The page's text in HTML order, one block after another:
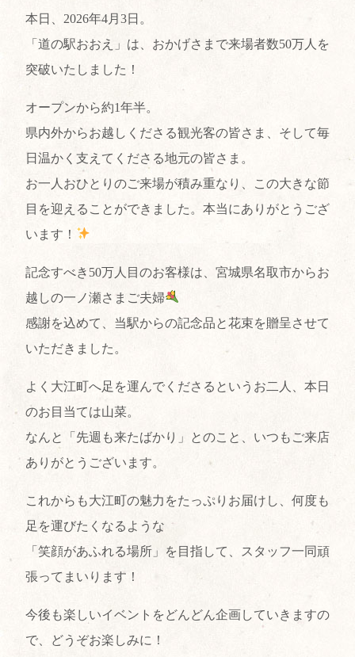
本日、2026年4月3日。
「道の駅おおえ」は、おかげさまで来場者数50万人を
突破いたしました！
オープンから約1年半。
県内外からお越しくださる観光客の皆さま、そして毎
日温かく支えてくださる地元の皆さま。
お一人おひとりのご来場が積み重なり、この大きな節
目を迎えることができました。本当にありがとうござ
います！
記念すべき50万人目のお客様は、宮城県名取市からお
越しの一ノ瀬さまご夫婦
感謝を込めて、当駅からの記念品と花束を贈呈させて
いただきました。
よく大江町へ足を運んでくださるというお二人、本日
のお目当ては山菜。
なんと「先週も来たばかり」とのこと、いつもご来店
ありがとうございます。
これからも大江町の魅力をたっぷりお届けし、何度も
足を運びたくなるような
「笑顔があふれる場所」を目指して、スタッフ一同頑
張ってまいります！
今後も楽しいイベントをどんどん企画していきますの
で、どうぞお楽しみに！